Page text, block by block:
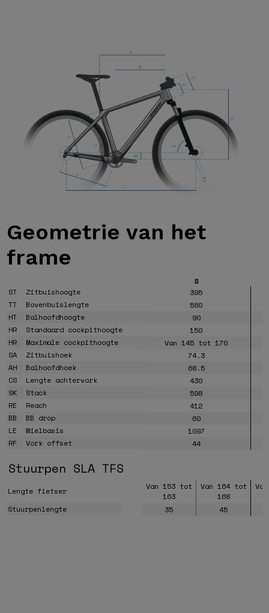
Geometrie van het
frame
S
ST
Zitbuishoogte
395
TT
Bovenbuislengte
580
HT
Balhoofdhoogte
90
HR
Standaard cockpithoogte
150
HR
Maximale cockpithoogte
Van 145 tot 170
SA
Zitbuishoek
74.3
AH
Balhoofdhoek
68.5
CS
Lengte achtervork
430
SK
Stack
598
RE
Reach
412
BB
BB drop
60
LE
Wielbasis
1097
RF
Vork offset 44
Stuurpen SLA TFS
Lengte fietser
Van 153 tot
163
Van 164 tot
168
Stuurpenlengte 35 45